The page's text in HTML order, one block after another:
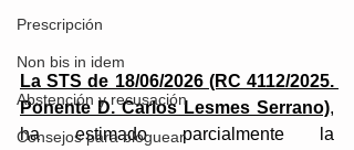
Prescripción
Non bis in idem
Abstención y recusación
Consejos para bloguear
La STS de 18/06/2026 (RC 4112/2025.
Ponente D. Carlos Lesmes Serrano),
ha estimado parcialmente la